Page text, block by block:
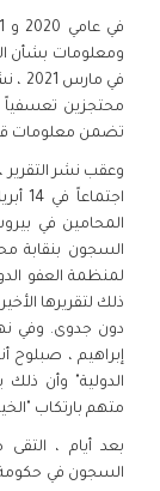
ومعلومات بشأن
في مارس 2021 ، نشرت منظمة العفو الدولية
محتجزين تعسفياً
تضمن معلومات
وعقب نشر
المحامين في
السجون بنقابة
لمنظمة العفو
ذلك لتقريرها
دون جدوى. وفي
إبراهيم ، صبلوح
الدولية" وأن
متهم بارتكاب
بعد أيام ،
السجون في